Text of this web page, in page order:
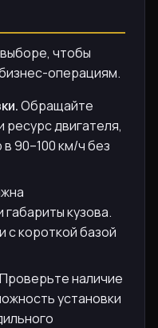
чтобы
операциям.
Обращайте
двигателя,
90–100 км/ч без
кузова.
с короткой базой
Проверьте наличие
установки